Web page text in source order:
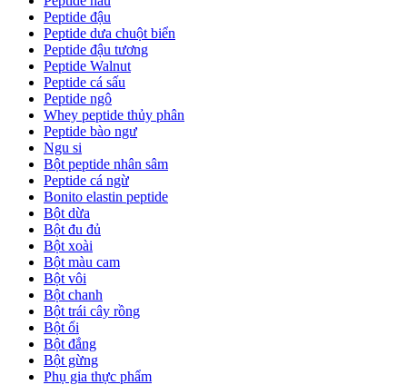
Peptide đậu
Peptide dưa chuột biển
Peptide đậu tương
Peptide Walnut
Peptide cá sấu
Peptide ngô
Whey peptide thủy phân
Peptide bào ngư
Ngu si
Bột peptide nhân sâm
Peptide cá ngừ
Bonito elastin peptide
Bột dừa
Bột đu đủ
Bột xoài
Bột màu cam
Bột vôi
Bột chanh
Bột trái cây rồng
Bột ổi
Bột đắng
Bột gừng
Phụ gia thực phẩm